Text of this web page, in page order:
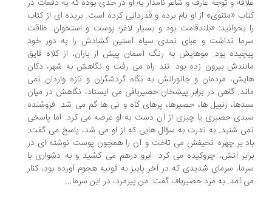
و توجه عارف و شاعر نامدار به او در حدی بوده که به دفعات در
«مثنوی» از او نام برده و قدردانی کرده است. بریده ای از کتاب
بخوانید: «بلندقامت بود و بسیار لاغر؛ پوست و استخوان. طاقت
نداشت و عبای نمدی سیاه آستین گشادش را به دور خود
بود. موهایش به رنگ آسمان پیش از باران، از کلاه قایق
بیرون زده بود. تند راه می رفت و نگاهش به شهر، دکان
مردمان و جانورانش به نگاه گردشگران و تازه واردان نمی
گاهی در برابر پیشخان حصیربافی می ایستاد، نگاهش در میان
زنبیل ها، حصیرها، پرهای کاه و نی ها گم می شد. فروشنده
حصیری یا چیزی از آن دست به او عرضه می کرد. اما پاسخی
شنید. به ندرت به سؤال هایی که از او می شد، پاسخ می گفت.
بر چهره نحیفش می تاخت و آن را همچون پوست نوشته ای در
آتش، چروکیده می کرد. ابرو درهم می کشید و به دشواری با
سرمای شدیدی که در آخر پاییز به قونیه هجوم آورده بود، کنار
آمد. به مرد حصیرباف گفت: من پیرمرد، در این سرما...